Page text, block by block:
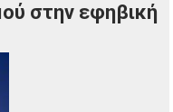
στην εφηβική